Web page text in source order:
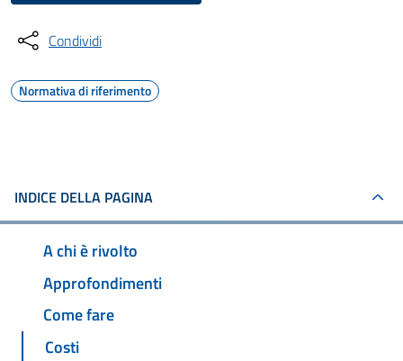
Condividi
Normativa di riferimento
INDICE DELLA PAGINA
A chi è rivolto
Approfondimenti
Come fare
Costi